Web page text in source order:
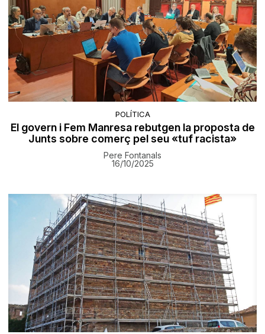
POLÍTICA
El govern i Fem Manresa rebutgen la proposta de
Junts sobre comerç pel seu «tuf racista»
Pere Fontanals
16/10/2025